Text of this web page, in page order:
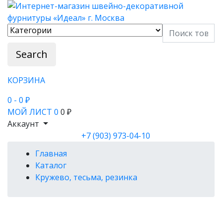
Search
КОРЗИНА
0 - 0 ₽
МОЙ ЛИСТ 0 0 ₽
Аккаунт
+7 (903) 973-04-10
Главная
Каталог
Кружево, тесьма, резинка